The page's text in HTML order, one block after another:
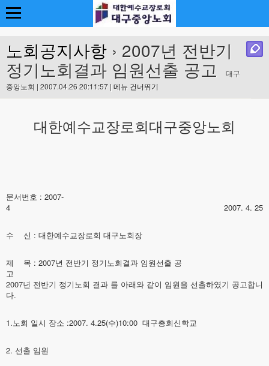
노회공지사항 › 2007년 전반기
정기노회결과 임원선출 공고
대구
중앙노회 | 2007.04.26 20:11:57 | 메뉴 건너뛰기
대한예수교장로회대구중앙노회
문서번호 : 2007-
4 2007. 4. 25
수 신 : 대한예수교장로회 대구노회장
제 목 : 2007년 전반기 정기노회결과 임원선출 공
고
2007년 전반기 정기노회 결과 를 아래와 같이 임원을 선출하였기 공고합니
다.
1.노회 일시 장소 :2007. 4.25(수)10:00 대구총회신학교
2. 선출 임원